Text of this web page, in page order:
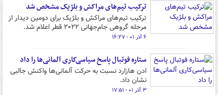
ترکیب تیم‌های مراکش و بلژیک مشخص شد
ترکیب‌ تیم‌های مراکش و بلژیک برای دومین دیدار از
مرحله گروهی جام‌جهانی ۲۰۲۲ قطر اعلام شد.
۶ آذر ۰۱ - ۱۶:۲۷
ستاره فوتبال پاسخ سیاسی‌کاری آلمانی‌ها را داد
ادن هازارد نسبت به حرکت آلمانی‌ها واکنش جالبی
نشان داد.
۳ آذر ۰۱ - ۱۷:۵۱